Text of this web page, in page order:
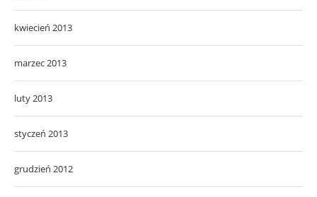
kwiecień 2013
marzec 2013
luty 2013
styczeń 2013
grudzień 2012